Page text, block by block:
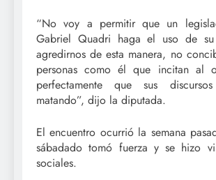
“No voy a permitir que un
Gabriel Quadri haga el uso de
agredirnos de esta manera, no
personas como él que incitan al
perfectamente que sus
matando”, dijo la diputada.
El encuentro ocurrió la semana
sábadado tomó fuerza y se hizo
sociales.